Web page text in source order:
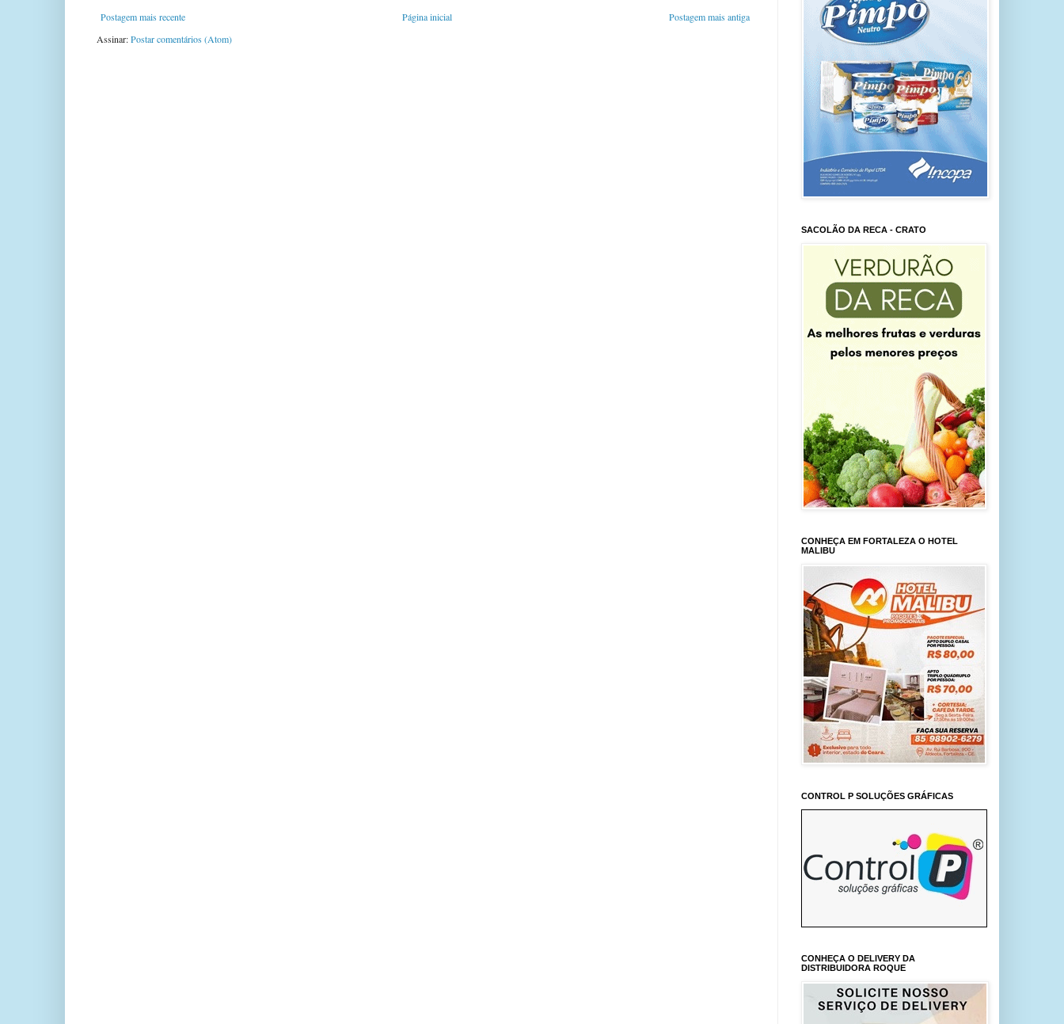
Postagem mais recente Postagem mais antiga
Página inicial
Assinar:Postar comentários (Atom)
SACOLÃO DA RECA - CRATO
CONHEÇA EM FORTALEZA O HOTEL
MALIBU
CONTROL P SOLUÇÕES GRÁFICAS
CONHEÇA O DELIVERY DA
DISTRIBUIDORA ROQUE